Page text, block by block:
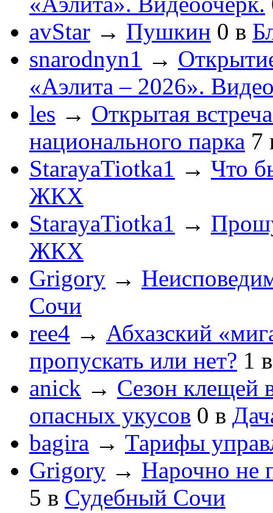
avStar → Пушкин 0 в
snarodnyn1 →
«Аэлита – 2026».
les → Открытая
национального парка 7
StarayaTiotka1 → Что
ЖКХ
StarayaTiotka1 →
ЖКХ
Grigory →
Сочи
ree4 → Абхазский
пропускать или нет? 1
anick → Сезон клещей
опасных укусов 0 в
bagira → Тарифы
Grigory → Нарочно не
5 в Судебный Сочи